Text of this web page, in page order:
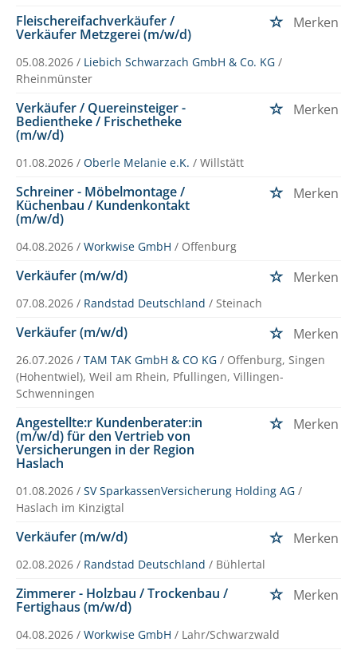
Fleischereifachverkäufer /
Verkäufer Metzgerei (m/w/d)
Merken
05.08.2026 / Liebich Schwarzach GmbH & Co. KG /
Rheinmünster
Verkäufer / Quereinsteiger -
Bedientheke / Frischetheke
(m/w/d)
Merken
01.08.2026 / Oberle Melanie e.K. / Willstätt
Schreiner - Möbelmontage /
Küchenbau / Kundenkontakt
(m/w/d)
Merken
04.08.2026 / Workwise GmbH / Offenburg
Verkäufer (m/w/d) Merken
07.08.2026 / Randstad Deutschland / Steinach
Verkäufer (m/w/d) Merken
26.07.2026 / TAM TAK GmbH & CO KG / Offenburg, Singen
(Hohentwiel), Weil am Rhein, Pfullingen, Villingen-
Schwenningen
Angestellte:r Kundenberater:in
(m/w/d) für den Vertrieb von
Versicherungen in der Region
Haslach
Merken
01.08.2026 / SV SparkassenVersicherung Holding AG /
Haslach im Kinzigtal
Verkäufer (m/w/d) Merken
02.08.2026 / Randstad Deutschland / Bühlertal
Zimmerer - Holzbau / Trockenbau /
Fertighaus (m/w/d)
Merken
04.08.2026 / Workwise GmbH / Lahr/Schwarzwald